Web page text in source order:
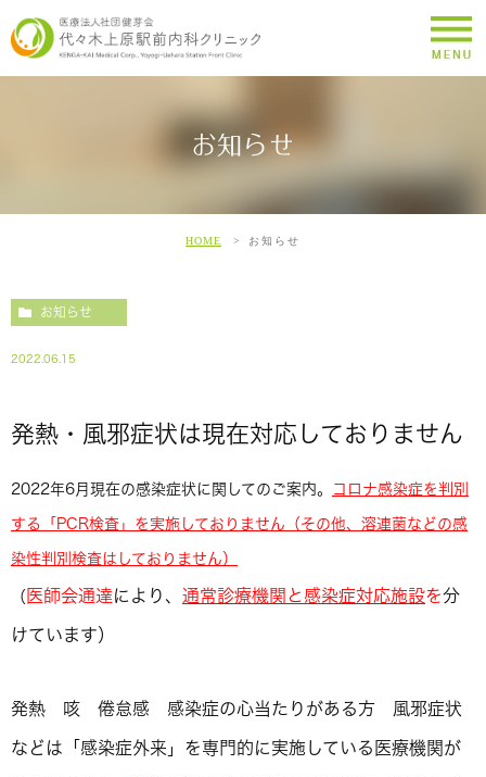
お知らせ
HOME お知らせ
お知らせ
2022.06.15
発熱・風邪症状は現在対応しておりません
2022年6月現在の感染症状に関してのご案内。 コロナ感染症を判別
する「PCR検査」を実施しておりません（その他、溶連菌などの感
染性判別検査はしておりません）
（ 医師会通達により、 通常診療機関と感染症対応施設を分
けています）
発熱 咳 倦怠感 感染症の心当たりがある方 風邪症状
などは「感染症外来」を専門的に実施している医療機関が